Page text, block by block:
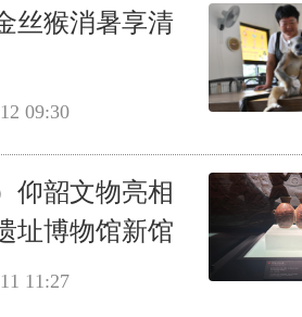
丝猴消暑享清
09:30
仰韶文物亮相
址博物馆新馆
11:27